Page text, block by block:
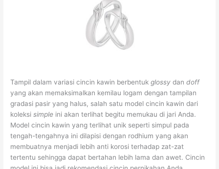
Tampil dalam variasi cincin kawin berbentukglossy dandoff
yang akan memaksimalkan kemilau logam dengan tampilan
gradasi pasir yang halus, salah satu model cincin kawin dari
koleksi simple ini akan terlihat begitu memukau di jari Anda.
Model cincin kawin yang terlihat unik seperti simpul pada
tengah-tengahnya ini dilapisi dengan rodhium yang akan
membuatnya menjadi lebih anti korosi terhadap zat-zat
tertentu sehingga dapat bertahan lebih lama dan awet. Cincin